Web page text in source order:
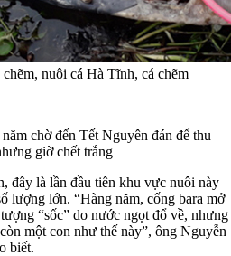
nuôi cá Hà Tĩnh, cá chẽm
chờ đến Tết Nguyên đán để thu
giờ chết trắng
đây là lần đầu tiên khu vực nuôi này
lượng lớn. “Hàng năm, cống bara mở
“sốc” do nước ngọt đổ về, nhưng
một con như thế này”, ông Nguyễn
biết.